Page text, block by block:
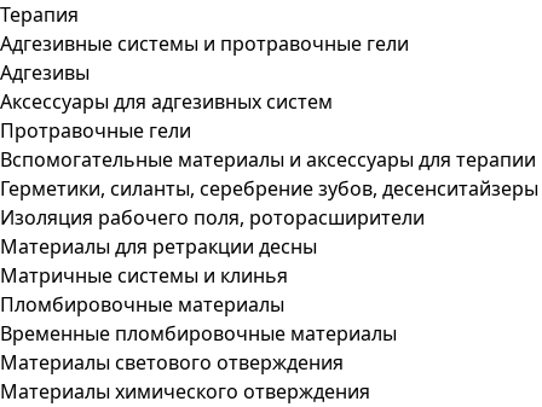
Терапия
Адгезивные системы и протравочные гели
Адгезивы
Аксессуары для адгезивных систем
Протравочные гели
Вспомогательные материалы и аксессуары для терапии
Герметики, силанты, серебрение зубов, десенситайзеры
Изоляция рабочего поля, роторасширители
Материалы для ретракции десны
Матричные системы и клинья
Пломбировочные материалы
Временные пломбировочные материалы
Материалы светового отверждения
Материалы химического отверждения